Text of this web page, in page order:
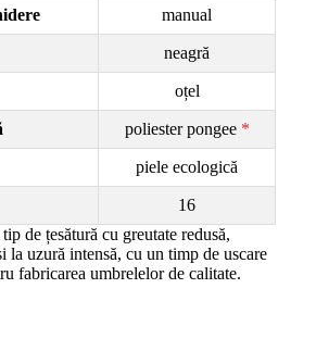
manual
neagră
oțel
poliester pongee *
piele ecologică
16
de țesătură cu greutate redusă,
la uzură intensă, cu un timp de uscare
fabricarea umbrelelor de calitate.